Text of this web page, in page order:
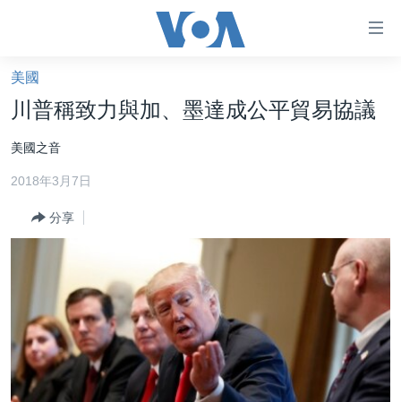
礙
鏈
接
跳
轉
容
航
跳
美國大選2024
港澳
台灣
美中關係
揭謊頻道
美國
中國
美國
川普稱致力與加、墨達成公平貿易協議
美國之音
2018年3月7日
分享